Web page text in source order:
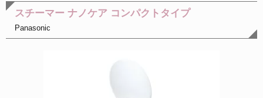
スチーマー ナノケア コンパクトタイプ
Panasonic